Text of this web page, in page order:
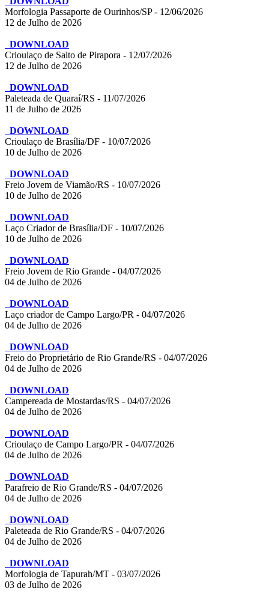
Morfologia Passaporte de Ourinhos/SP - 12/06/2026
12 de Julho de 2026
DOWNLOAD
Crioulaço de Salto de Pirapora - 12/07/2026
12 de Julho de 2026
DOWNLOAD
Paleteada de Quaraí/RS - 11/07/2026
11 de Julho de 2026
DOWNLOAD
Crioulaço de Brasília/DF - 10/07/2026
10 de Julho de 2026
DOWNLOAD
Freio Jovem de Viamão/RS - 10/07/2026
10 de Julho de 2026
DOWNLOAD
Laço Criador de Brasília/DF - 10/07/2026
10 de Julho de 2026
DOWNLOAD
Freio Jovem de Rio Grande - 04/07/2026
04 de Julho de 2026
DOWNLOAD
Laço criador de Campo Largo/PR - 04/07/2026
04 de Julho de 2026
DOWNLOAD
Freio do Proprietário de Rio Grande/RS - 04/07/2026
04 de Julho de 2026
DOWNLOAD
Campereada de Mostardas/RS - 04/07/2026
04 de Julho de 2026
DOWNLOAD
Crioulaço de Campo Largo/PR - 04/07/2026
04 de Julho de 2026
DOWNLOAD
Parafreio de Rio Grande/RS - 04/07/2026
04 de Julho de 2026
DOWNLOAD
Paleteada de Rio Grande/RS - 04/07/2026
04 de Julho de 2026
DOWNLOAD
Morfologia de Tapurah/MT - 03/07/2026
03 de Julho de 2026